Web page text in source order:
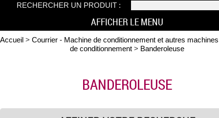
RECHERCHER UN PRODUIT :
AFFICHER LE MENU
Accueil > Courrier - Machine de conditionnement et autres machines
de conditionnement > Banderoleuse
BANDEROLEUSE